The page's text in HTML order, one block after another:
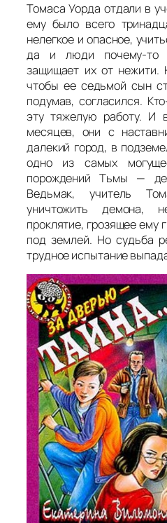
Томаса Уорда отдали в
ему было всего
нелегкое и опасное,
да и люди почему-то
защищает их от нежити.
чтобы ее седьмой сын
подумав, согласился.
эту тяжелую работу. И
месяцев, они с
далекий город, в
одно из самых
порождений Тьмы —
Ведьмак, учитель
уничтожить демона,
проклятие, грозящее ему
под землей. Но судьба
трудное испытание